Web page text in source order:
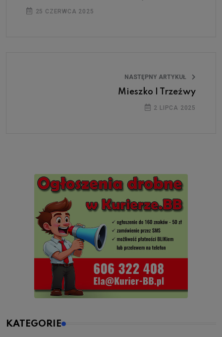
25 CZERWCA 2025
NASTĘPNY ARTYKUŁ
Mieszko I Trzeźwy
2 LIPCA 2025
KATEGORIE